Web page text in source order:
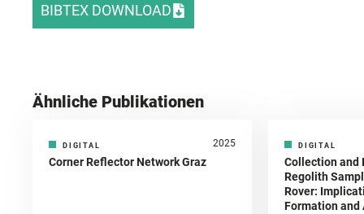
BIBTEX DOWNLOAD
Ähnliche Publikationen
DIGITAL 2025
Corner Reflector Network Graz
DIGITAL
Collection and
Regolith
Rover:
Formation